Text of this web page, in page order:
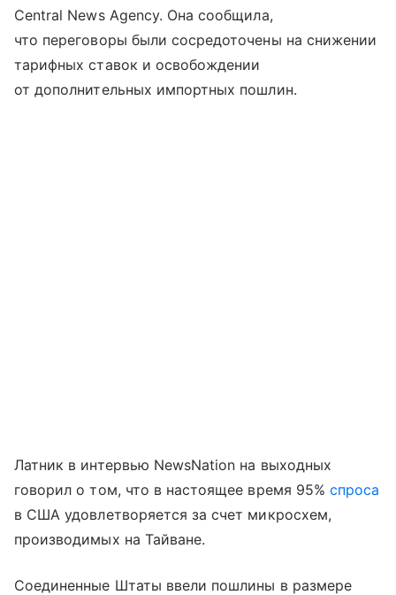
Central News Agency. Она сообщила,
что переговоры были сосредоточены на снижении
тарифных ставок и освобождении
от дополнительных импортных пошлин.
Латник в интервью NewsNation на выходных
говорил о том, что в настоящее время 95% спроса
в США удовлетворяется за счет микросхем,
производимых на Тайване.
Соединенные Штаты ввели пошлины в размере